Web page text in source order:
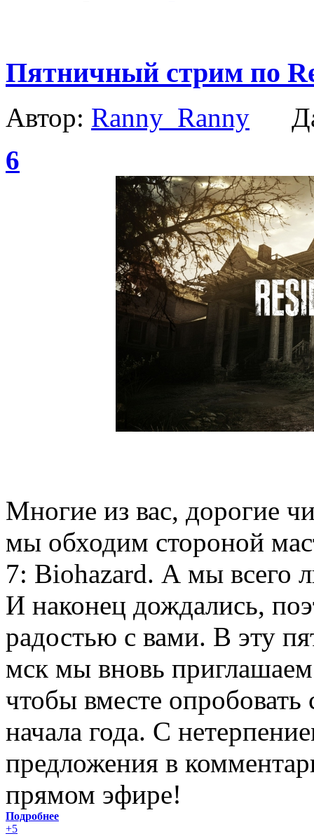
Пятничный стрим по
Автор: Ranny_Ranny
6
Многие из вас, дорогие
мы обходим стороной
7: Biohazard. А мы всего
И наконец дождались,
радостью с вами. В эту
мск мы вновь
чтобы вместе
начала года. С
предложения в
прямом эфире!
Подробнее
+5